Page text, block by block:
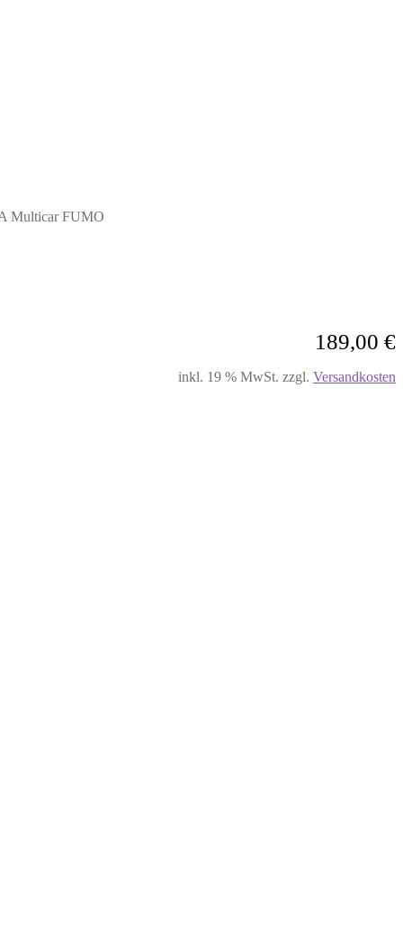
Multicar FUMO
189,00 €
inkl. 19 % MwSt. zzgl. Versandkosten